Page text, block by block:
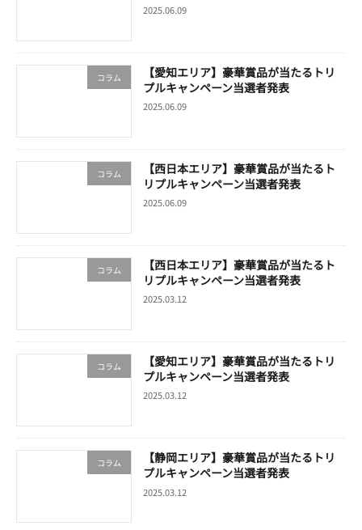
2025.06.09
コラム
【愛知エリア】豪華賞品が当たるトリ
プルキャンペーン当選者発表
2025.06.09
コラム
【西日本エリア】豪華賞品が当たるト
リプルキャンペーン当選者発表
2025.06.09
コラム
【西日本エリア】豪華賞品が当たるト
リプルキャンペーン当選者発表
2025.03.12
コラム
【愛知エリア】豪華賞品が当たるトリ
プルキャンペーン当選者発表
2025.03.12
コラム
【静岡エリア】豪華賞品が当たるトリ
プルキャンペーン当選者発表
2025.03.12